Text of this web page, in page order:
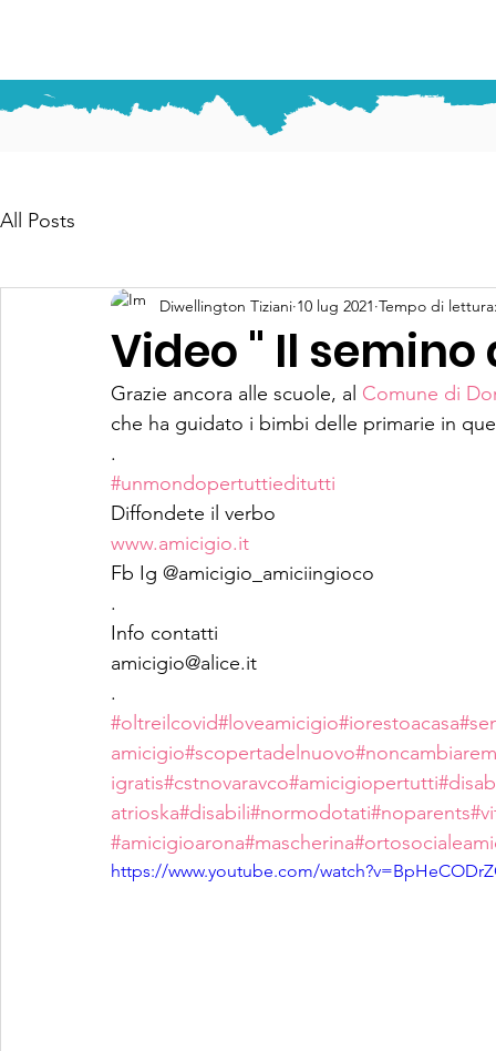
All Posts
Video " Il
Diwellington Tiziani 10 lug 2021 Tempo di
Grazie ancora alle scuole, al Comune di
che ha guidato i bimbi delle primarie in
.
#unmondopertuttieditutti
Diffondete il verbo
www.amicigio.it
Fb Ig @amicigio_amiciingioco
.
Info contatti
amicigio@alice.it
.
#oltreilcovid#loveamicigio#iorestoacasa
amicigio#scopertadelnuovo
igratis#cstnovaravco#amicigiopertutti
atrioska#disabili#normodotati#noparents
#amicigioarona#mascherina
https://www.youtube.com/